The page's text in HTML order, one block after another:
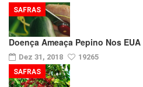
Doença Ameaça Pepino Nos EUA
Dez 31, 2018 19265
SAFRAS
SAFRAS